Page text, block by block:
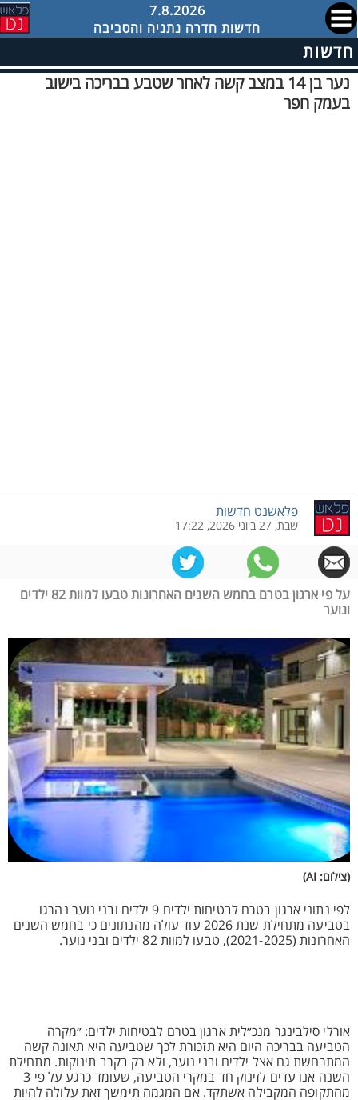
7.8.2026
חדשות חדרה נתניה והסביבה
חדשות
נער בן 14 במצב קשה לאחר שטבע בבריכה בישוב
בעמק חפר
פלאשנט חדשות
שבת, 27 ביוני 2026, 17:22
על פי ארגון בטרם בחמש השנים האחרונות טבעו למוות 82 ילדים
ונוער
(צילום: AI)
לפי נתוני ארגון בטרם לבטיחות ילדים 9 ילדים ובני נוער נהרגו
בטביעה מתחילת שנת 2026 עוד עולה מהנתונים כי בחמש השנים
האחרונות (2021-2025), טבעו למוות 82 ילדים ובני נוער.
אורלי סילבינגר מנכ״לית ארגון בטרם לבטיחות ילדים: ״מקרה
הטביעה בבריכה היום היא תזכורת לכך שטביעה היא תאונה קשה
המתרחשת גם אצל ילדים ובני נוער, ולא רק בקרב תינוקות. מתחילת
השנה אנו עדים לזינוק חד במקרי הטביעה, שעומד כרגע על פי 3
מהתקופה המקבילה אשתקד. אם המגמה תימשך זאת עלולה להיות